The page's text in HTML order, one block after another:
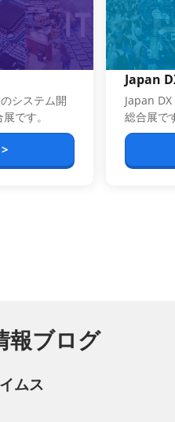
システム開
です。
Japan
Japan
総合展で
報ブログ
ムス